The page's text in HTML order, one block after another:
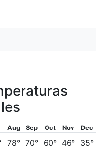
Aug
78°
Sep
70°
Oct
60°
Nov
46°
Dec
35°